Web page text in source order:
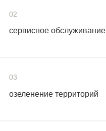
02
сервисное обслуживание
03
озеленение территорий